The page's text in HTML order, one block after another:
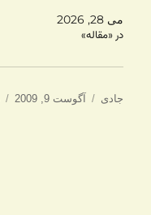
می 28, 2026
در «مقاله»
نویسنده
جادی
ارسال
آگوست 9, 2009